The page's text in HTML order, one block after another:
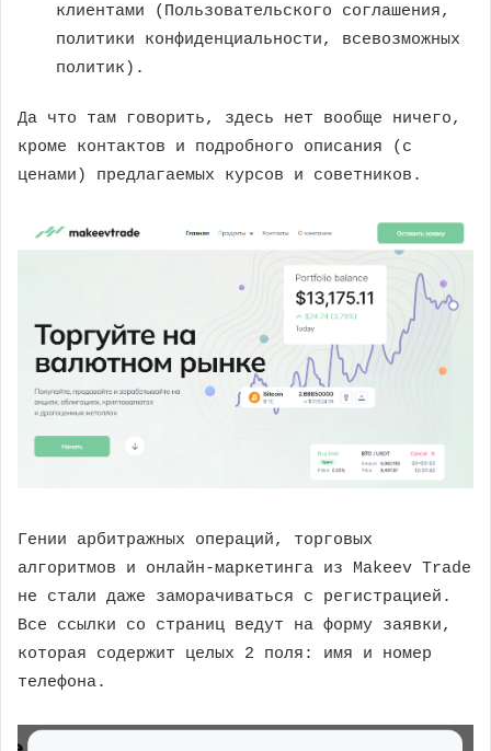
клиентами (Пользовательского соглашения,
политики конфиденциальности, всевозможных
политик).
Да что там говорить, здесь нет вообще ничего,
кроме контактов и подробного описания (с
ценами) предлагаемых курсов и советников.
Гении арбитражных операций, торговых
алгоритмов и онлайн-маркетинга из Makeev Trade
не стали даже заморачиваться с регистрацией.
Все ссылки со страниц ведут на форму заявки,
которая содержит целых 2 поля: имя и номер
телефона.